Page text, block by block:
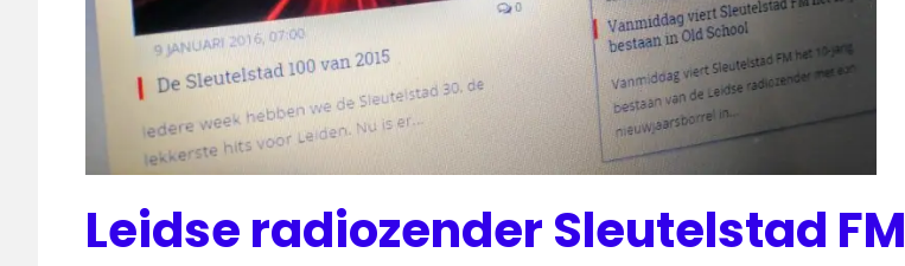
Leidse radiozender Sleutelstad FM